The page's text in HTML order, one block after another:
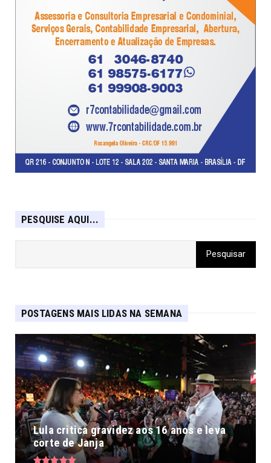
PESQUISE AQUI...
POSTAGENS MAIS LIDAS NA SEMANA
Lula critica gravidez aos 16 anos e leva
corte de Janja